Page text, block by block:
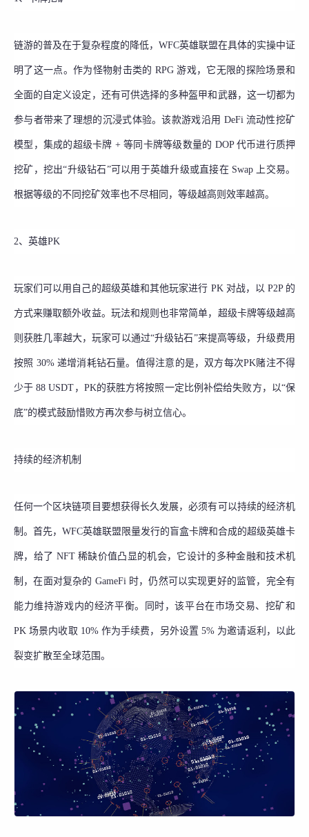
链游的普及在于复杂程度的降低，WFC英雄联盟在具体的实操中证
明了这一点。作为怪物射击类的 RPG 游戏，它无限的探险场景和
全面的自定义设定，还有可供选择的多种盔甲和武器，这一切都为
参与者带来了理想的沉浸式体验。该款游戏沿用 DeFi 流动性挖矿
模型，集成的超级卡牌 + 等同卡牌等级数量的 DOP 代币进行质押
挖矿，挖出“升级钻石”可以用于英雄升级或直接在 Swap 上交易。
根据等级的不同挖矿效率也不尽相同，等级越高则效率越高。
2、英雄PK
玩家们可以用自己的超级英雄和其他玩家进行 PK 对战，以 P2P 的
方式来赚取额外收益。玩法和规则也非常简单，超级卡牌等级越高
则获胜几率越大，玩家可以通过“升级钻石”来提高等级，升级费用
按照 30% 递增消耗钻石量。值得注意的是，双方每次PK赌注不得
少于 88 USDT，PK的获胜方将按照一定比例补偿给失败方，以“保
底”的模式鼓励惜败方再次参与树立信心。
持续的经济机制
任何一个区块链项目要想获得长久发展，必须有可以持续的经济机
制。首先，WFC英雄联盟限量发行的盲盒卡牌和合成的超级英雄卡
牌，给了 NFT 稀缺价值凸显的机会，它设计的多种金融和技术机
制，在面对复杂的 GameFi 时，仍然可以实现更好的监管，完全有
能力维持游戏内的经济平衡。同时，该平台在市场交易、挖矿和
PK 场景内收取 10% 作为手续费，另外设置 5% 为邀请返利，以此
裂变扩散至全球范围。